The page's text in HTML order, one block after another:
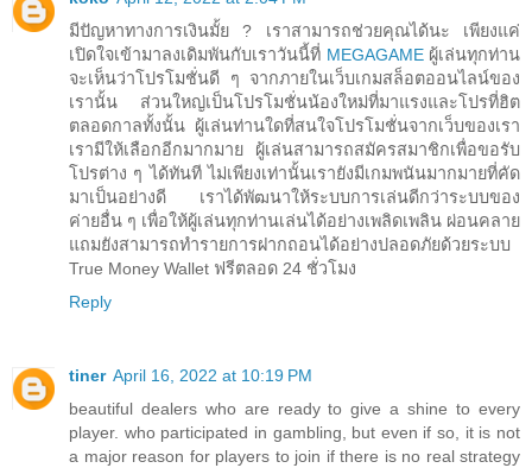
มีปัญหาทางการเงินมั้ย ? เราสามารถช่วยคุณได้นะ เพียงแค่
เปิดใจเข้ามาลงเดิมพันกับเราวันนี้ที่ MEGAGAMEผู้เล่นทุกท่าน
จะเห็นว่าโปรโมชั่นดี ๆ จากภายในเว็บเกมสล็อตออนไลน์ของ
เรานั้น ส่วนใหญ่เป็นโปรโมชั่นน้องใหม่ที่มาแรงและโปรที่ฮิต
ตลอดกาลทั้งนั้น ผู้เล่นท่านใดที่สนใจโปรโมชั่นจากเว็บของเรา
เรามีให้เลือกอีกมากมาย ผู้เล่นสามารถสมัครสมาชิกเพื่อขอรับ
โปรต่าง ๆ ได้ทันที ไม่เพียงเท่านั้นเรายังมีเกมพนันมากมายที่คัด
มาเป็นอย่างดี เราได้พัฒนาให้ระบบการเล่นดีกว่าระบบของ
ค่ายอื่น ๆ เพื่อให้ผู้เล่นทุกท่านเล่นได้อย่างเพลิดเพลิน ผ่อนคลาย
แถมยังสามารถทำรายการฝากถอนได้อย่างปลอดภัยด้วยระบบ
True Money Wallet ฟรีตลอด 24 ชั่วโมง
Reply
tiner April 16, 2022 at 10:19 PM
beautiful dealers who are ready to give a shine to every
player. who participated in gambling, but even if so, it is not
a major reason for players to join if there is no real strategy